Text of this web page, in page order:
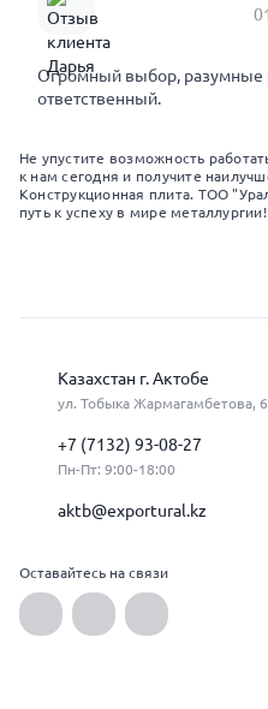
Огромный выбор, разумные
ответственный.
Не упустите возможность
к нам сегодня и получите
Конструкционная плита. ТОО
путь к успеху в мире металлургии!
Казахстан г. Актобе
ул. Тобыка Жармагамбетова,
+7 (7132) 93-08-27
Пн-Пт: 9:00-18:00
aktb@exportural.kz
Оставайтесь на связи